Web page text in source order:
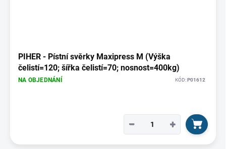
PIHER - Pístní svěrky Maxipress M (Výška
čelistí=120; šířka čelistí=70; nosnost=400kg)
NA OBJEDNÁNÍ KÓD:P01612
+
−